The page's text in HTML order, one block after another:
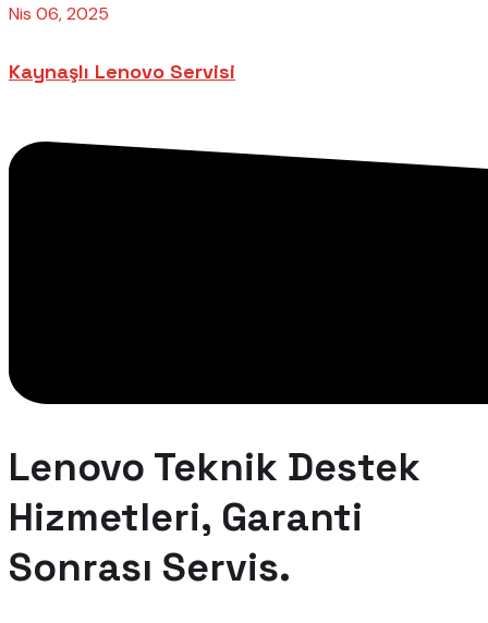
Nis 06, 2025
Kaynaşlı Lenovo Servisi
Lenovo Teknik Destek
Hizmetleri, Garanti
Sonrası Servis.